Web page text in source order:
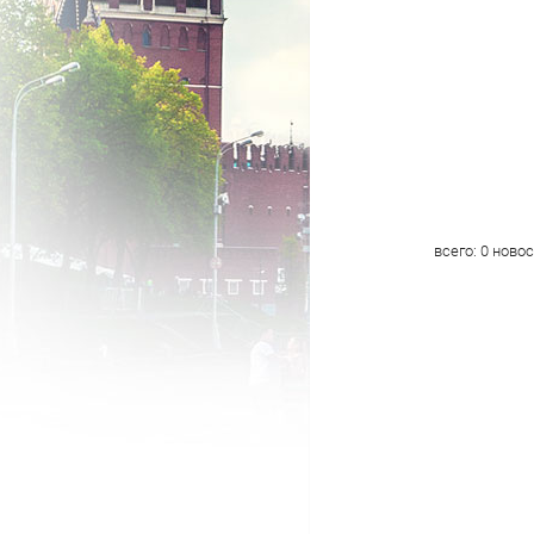
всего: 0